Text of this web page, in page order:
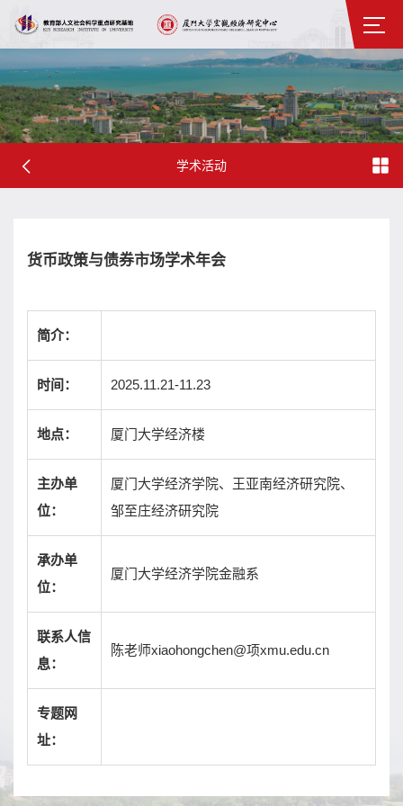
学术活动
货币政策与债券市场学术年会
简介：
时间： 2025.11.21-11.23
地点： 厦门大学经济楼
主办单
位：
厦门大学经济学院、王亚南经济研究院、
邹至庄经济研究院
承办单
位：
厦门大学经济学院金融系
联系人信
息：
陈老师xiaohongchen@项xmu.edu.cn
专题网
址：